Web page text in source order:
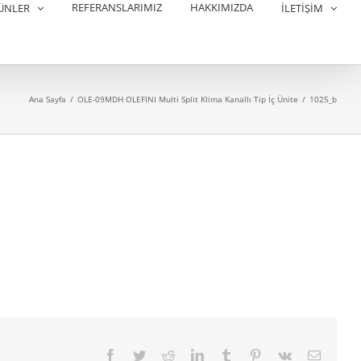
REFERANSLARIMIZ HAKKIMIZDA İLETİŞİM
Ana Sayfa / OLE-09MDH OLEFINI Multi Split Klima Kanallı Tip İç Ünite / 1025_b
Facebook
TwitterRedditLinkedInTumblr Pinterest
Vk
E-